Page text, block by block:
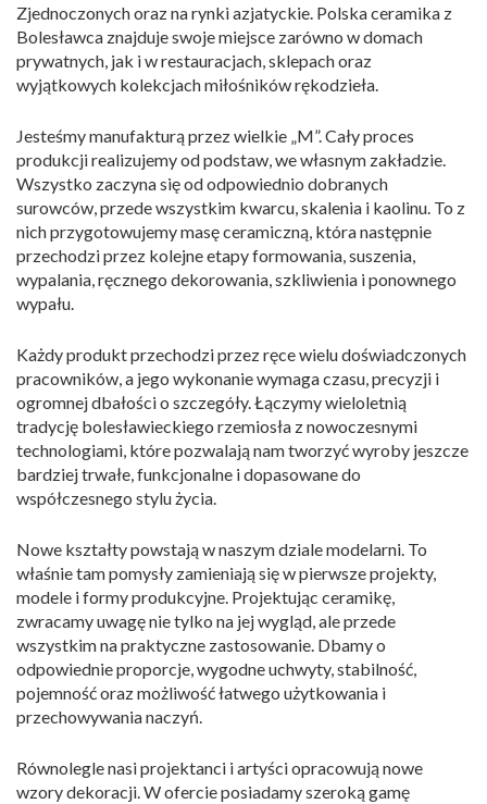
Zjednoczonych oraz na rynki azjatyckie. Polska ceramika z
Bolesławca znajduje swoje miejsce zarówno w domach
prywatnych, jak i w restauracjach, sklepach oraz
wyjątkowych kolekcjach miłośników rękodzieła.
Jesteśmy manufakturą przez wielkie „M”. Cały proces
produkcji realizujemy od podstaw, we własnym zakładzie.
Wszystko zaczyna się od odpowiednio dobranych
surowców, przede wszystkim kwarcu, skalenia i kaolinu. To z
nich przygotowujemy masę ceramiczną, która następnie
przechodzi przez kolejne etapy formowania, suszenia,
wypalania, ręcznego dekorowania, szkliwienia i ponownego
wypału.
Każdy produkt przechodzi przez ręce wielu doświadczonych
pracowników, a jego wykonanie wymaga czasu, precyzji i
ogromnej dbałości o szczegóły. Łączymy wieloletnią
tradycję bolesławieckiego rzemiosła z nowoczesnymi
technologiami, które pozwalają nam tworzyć wyroby jeszcze
bardziej trwałe, funkcjonalne i dopasowane do
współczesnego stylu życia.
Nowe kształty powstają w naszym dziale modelarni. To
właśnie tam pomysły zamieniają się w pierwsze projekty,
modele i formy produkcyjne. Projektując ceramikę,
zwracamy uwagę nie tylko na jej wygląd, ale przede
wszystkim na praktyczne zastosowanie. Dbamy o
odpowiednie proporcje, wygodne uchwyty, stabilność,
pojemność oraz możliwość łatwego użytkowania i
przechowywania naczyń.
Równolegle nasi projektanci i artyści opracowują nowe
wzory dekoracji. W ofercie posiadamy szeroką gamę